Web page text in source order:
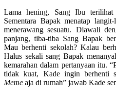
Lama hening, Sang Ibu
Sementara Bapak menatap
menerawang sesuatu. Diawali
panjang, tiba-tiba Sang Bapak
Mau berhenti sekolah? Kalau
Halus sekali sang Bapak
kemarahan dalam pertanyaan itu.
tidak kuat, Kade ingin berhenti
Meme aja di rumah” jawab Kade